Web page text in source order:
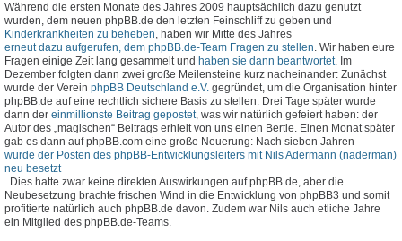
Während die ersten Monate des Jahres 2009 hauptsächlich dazu genutzt
wurden, dem neuen phpBB.de den letzten Feinschliff zu geben und
Kinderkrankheiten zu beheben, haben wir Mitte des Jahres
erneut dazu aufgerufen, dem phpBB.de-Team Fragen zu stellen. Wir haben eure
Fragen einige Zeit lang gesammelt und haben sie dann beantwortet. Im
Dezember folgten dann zwei große Meilensteine kurz nacheinander: Zunächst
wurde der Verein phpBB Deutschland e.V. gegründet, um die Organisation hinter
phpBB.de auf eine rechtlich sichere Basis zu stellen. Drei Tage später wurde
dann der einmillionste Beitrag gepostet, was wir natürlich gefeiert haben: der
Autor des „magischen“ Beitrags erhielt von uns einen Bertie. Einen Monat später
gab es dann auf phpBB.com eine große Neuerung: Nach sieben Jahren
wurde der Posten des phpBB-Entwicklungsleiters mit Nils Adermann (naderman)
neu besetzt
. Dies hatte zwar keine direkten Auswirkungen auf phpBB.de, aber die
Neubesetzung brachte frischen Wind in die Entwicklung von phpBB3 und somit
profitierte natürlich auch phpBB.de davon. Zudem war Nils auch etliche Jahre
ein Mitglied des phpBB.de-Teams.